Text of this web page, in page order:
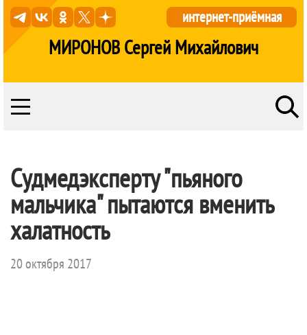
МИРОНОВ Сергей Михайлович
интернет-приёмная
Судмедэксперту "пьяного
мальчика" пытаются вменить
халатность
20 октября 2017